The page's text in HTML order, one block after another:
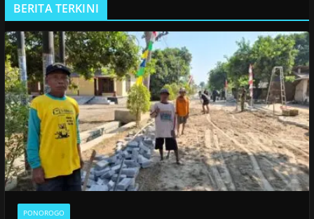
BERITA TERKINI
PONOROGO